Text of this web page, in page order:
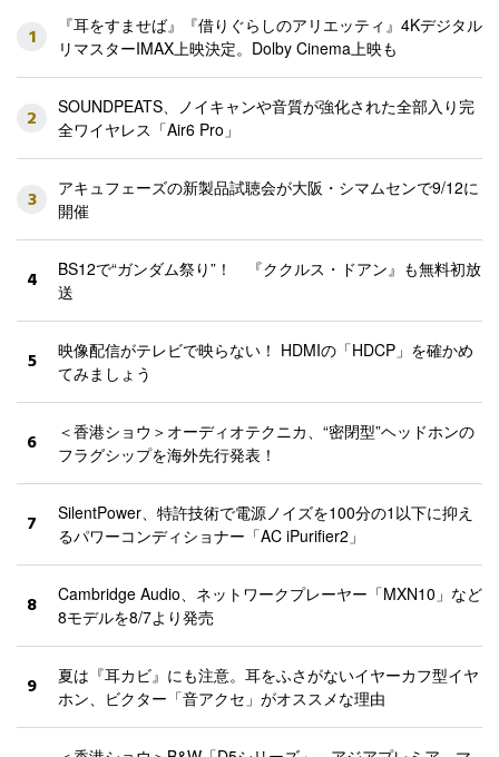
1
『耳をすませば』『借りぐらしのアリエッティ』4Kデジタル
リマスターIMAX上映決定。Dolby Cinema上映も
2
SOUNDPEATS、ノイキャンや音質が強化された全部入り完
全ワイヤレス「Air6 Pro」
3
アキュフェーズの新製品試聴会が大阪・シマムセンで9/12に
開催
4
BS12で“ガンダム祭り”！ 『ククルス・ドアン』も無料初放
送
5
映像配信がテレビで映らない！ HDMIの「HDCP」を確かめ
てみましょう
6
＜香港ショウ＞オーディオテクニカ、“密閉型”ヘッドホンの
フラグシップを海外先行発表！
7
SilentPower、特許技術で電源ノイズを100分の1以下に抑え
るパワーコンディショナー「AC iPurifier2」
8
Cambridge Audio、ネットワークプレーヤー「MXN10」など
8モデルを8/7より発売
9
夏は『耳カビ』にも注意。耳をふさがないイヤーカフ型イヤ
ホン、ビクター「音アクセ」がオススメな理由